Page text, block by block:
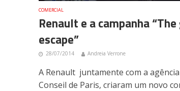
COMERCIAL
Renault e a campanha
escape”
28/07/2014 Andreia Verrone
A Renault juntamente com a
Conseil de Paris, criaram um novo